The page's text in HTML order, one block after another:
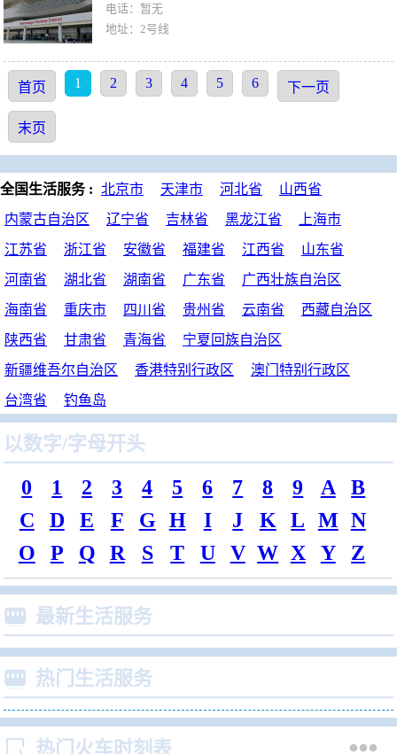
电话：暂无
地址：2号线
首页 1 2 3 4 5 6 下一页
末页
全国生活服务 : 北京市 天津市 河北省
山西省
内蒙古自治区
辽宁省 吉林省 黑龙江省
上海市
江苏省
浙江省 安徽省 福建省 江西省
山东省
河南省
湖北省 湖南省 广东省
广西壮族自治区
海南省
重庆市 四川省 贵州省 云南省
西藏自治区
陕西省
甘肃省 青海省
宁夏回族自治区
新疆维吾尔自治区
香港特别行政区
澳门特别行政区
台湾省
钓鱼岛
以数字/字母开头
0 1 2 3 4 5 6 7 8 9 A
B
C
D E F G H I J K L M N
O
P Q R S T U V W X Y Z
 最新生活服务
 热门生活服务
 热门火车时刻表 